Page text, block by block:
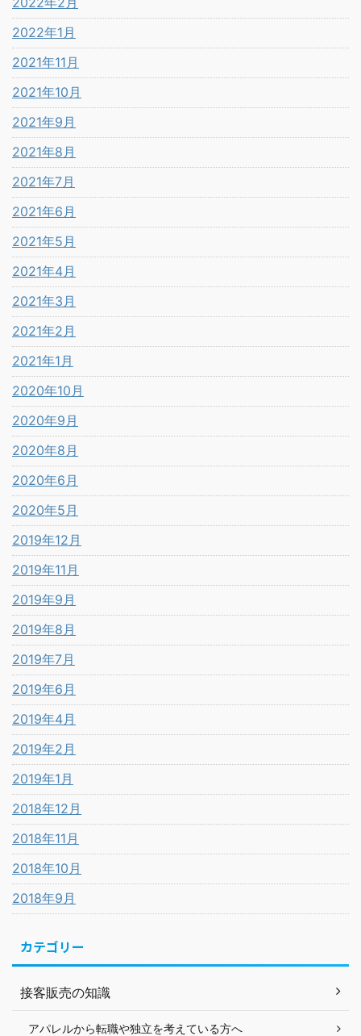
2022年1月
2021年11月
2021年10月
2021年9月
2021年8月
2021年7月
2021年6月
2021年5月
2021年4月
2021年3月
2021年2月
2021年1月
2020年10月
2020年9月
2020年8月
2020年6月
2020年5月
2019年12月
2019年11月
2019年9月
2019年8月
2019年7月
2019年6月
2019年4月
2019年2月
2019年1月
2018年12月
2018年11月
2018年10月
2018年9月
カテゴリー
接客販売の知識
アパレルから転職や独立を考えている方へ